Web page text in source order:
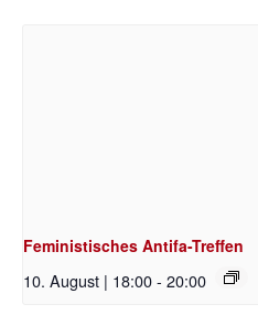
Feministisches Antifa-Treffen
10. August | 18:00- 20:00